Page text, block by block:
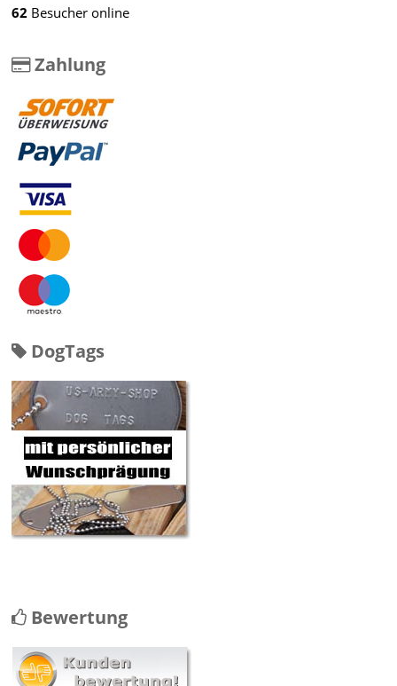
62 Besucher online
Zahlung
DogTags
Bewertung